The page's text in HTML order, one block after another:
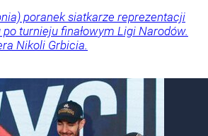
poranek siatkarze reprezentacji
turnieju finałowym Ligi Narodów.
Nikoli Grbicia.